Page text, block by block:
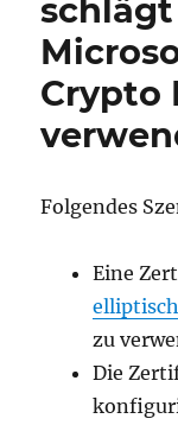
Crypto
Folgendes
Eine
zu
Die